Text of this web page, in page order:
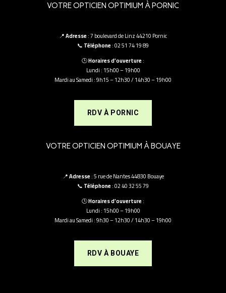
VOTRE OPTICIEN OPTIMIUM À PORNIC
📍Adresse: 7 boulevard de Linz 44210 Pornic
📞 Téléphone: 02 51 74 19 89
🕒Horaires d’ouverture:
Lundi : 15h00 – 19h00
Mardi au Samedi : 9h15 – 12h30 / 14h30 – 19h00
RDV À PORNIC
VOTRE OPTICIEN OPTIMIUM À BOUAYE
📍Adresse: 5 rue de Nantes 44830 Bouaye
📞 Téléphone: 02 40 32 55 79
🕒Horaires d’ouverture:
Lundi : 15h00 – 19h00
Mardi au Samedi : 9h30 – 12h30 / 14h30 – 19h00
RDV À BOUAYE